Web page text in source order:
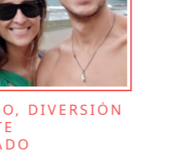
LUNA DE
DIVERSIÓN